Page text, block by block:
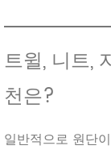
트윌, 니트,
천은?
일반적으로 원단